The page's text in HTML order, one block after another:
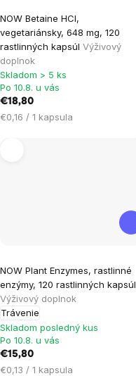
NOW Betaine HCl,
vegetariánsky, 648 mg, 120
rastlinných kapsúl Výživový
doplnok
hodnotenie
produktu
je
5,0
z
5
hviezdičiek.
Skladom > 5 ks
Po 10.8. u vás
€18,80
Jednotková
€0,16 / 1 kapsula
NOW Plant Enzymes, rastlinné
enzýmy, 120 rastlinných kapsúl
Výživový doplnok
Trávenie
Skladom posledný kus
Po 10.8. u vás
€15,80
Jednotková
€0,13 / 1 kapsula